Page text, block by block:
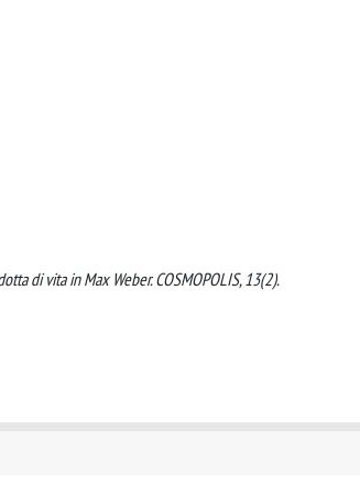
di vita in Max Weber. COSMOPOLIS, 13(2).